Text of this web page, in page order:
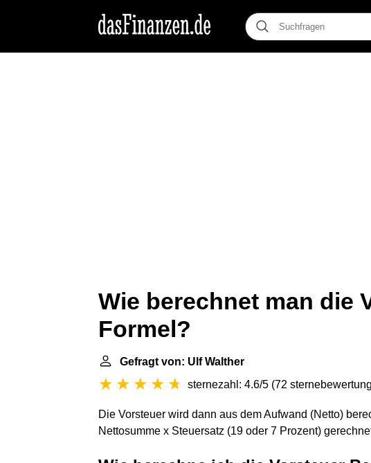
Wie berechnet man die
Formel?
Gefragt von: Ulf Walther
sternezahl: 4.6/5 (72
Die Vorsteuer wird dann aus dem Aufwand (Netto)
Nettosumme x Steuersatz (19 oder 7 Prozent)